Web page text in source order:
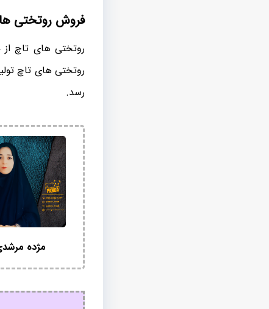
فروش روتختی
روتختی های تاچ
روتختی های تاچ
رسد.
مژده